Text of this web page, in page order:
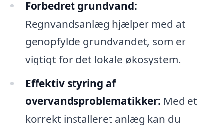
Forbedret grundvand:
Regnvandsanlæg hjælper med at
genopfylde grundvandet, som er
vigtigt for det lokale økosystem.
Effektiv styring af
overvandsproblematikker: Med et
korrekt installeret anlæg kan du